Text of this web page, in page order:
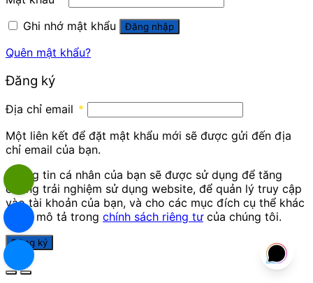
Ghi nhớ mật khẩu
Đăng nhập
Quên mật khẩu?
Đăng ký
Địa chỉ email *
Một liên kết để đặt mật khẩu mới sẽ được gửi đến địa
chỉ email của bạn.
Thông tin cá nhân của bạn sẽ được sử dụng để tăng
cường trải nghiệm sử dụng website, để quản lý truy cập
vào tài khoản của bạn, và cho các mục đích cụ thể khác
được mô tả trong chính sách riêng tưcủa chúng tôi.
Đăng ký